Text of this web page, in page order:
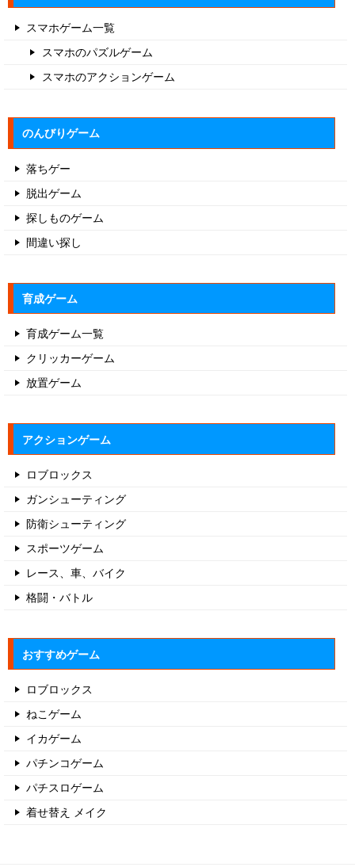
スマホゲーム一覧
スマホのパズルゲーム
スマホのアクションゲーム
のんびりゲーム
落ちゲー
脱出ゲーム
探しものゲーム
間違い探し
育成ゲーム
育成ゲーム一覧
クリッカーゲーム
放置ゲーム
アクションゲーム
ロブロックス
ガンシューティング
防衛シューティング
スポーツゲーム
レース、車、バイク
格闘・バトル
おすすめゲーム
ロブロックス
ねこゲーム
イカゲーム
パチンコゲーム
パチスロゲーム
着せ替え メイク